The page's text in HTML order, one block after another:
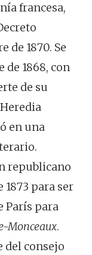
francesa,
de 1870. Se
de 1868, con
de su
en una
republicano
para ser
París para
Monceaux.
del consejo